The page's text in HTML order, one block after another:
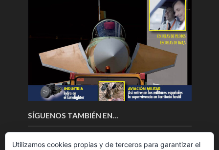
SÍGUENOS TAMBIÉN EN…
Utilizamos cookies propias y de terceros para garantizar el